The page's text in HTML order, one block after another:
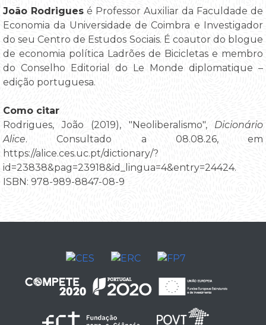
João Rodrigues é Professor Auxiliar da Faculdade de
Economia da Universidade de Coimbra e Investigador
do seu Centro de Estudos Sociais. É coautor do blogue
de economia política Ladrões de Bicicletas e membro
do Conselho Editorial do Le Monde diplomatique –
edição portuguesa.
Como citar
Rodrigues, João (2019), "Neoliberalismo", Dicionário
Alice. Consultado a 08.08.26, em
https://alice.ces.uc.pt/dictionary/?
id=23838&pag=23918&id_lingua=4&entry=24424.
ISBN: 978-989-8847-08-9